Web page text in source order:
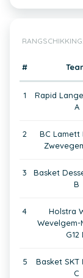
RANGSCHIKKING:
#
1
Rapid
A
2
BC Lamett
3
Basket
B
4
Holstra
Wevelgem-
G12
5
Basket SKT
C